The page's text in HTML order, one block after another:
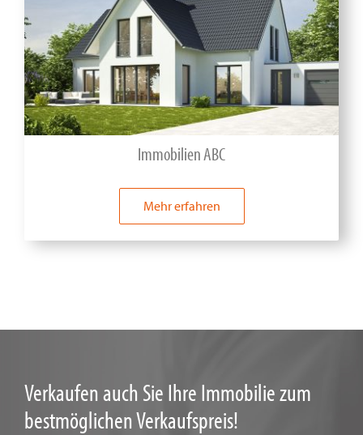
Immobilien ABC
Mehr erfahren
Verkaufen auch Sie Ihre Immobilie zum
bestmöglichen Verkaufspreis!